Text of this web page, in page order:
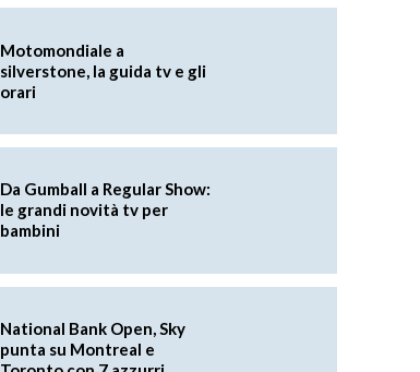
Motomondiale a
silverstone, la guida tv e gli
orari
Da Gumball a Regular Show:
le grandi novità tv per
bambini
National Bank Open, Sky
punta su Montreal e